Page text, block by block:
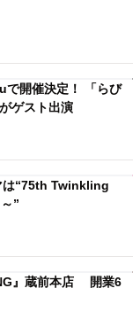
開催決定！ 「らび
ゲスト出演
は“75th Twinkling
”
』蔵前本店 開業6